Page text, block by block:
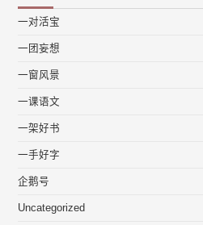
一对活宝
一团妄想
一窗风景
一课语文
一架好书
一手好字
企鹅号
Uncategorized